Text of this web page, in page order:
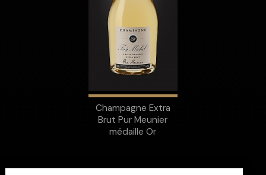
Champagne Extra
Brut Pur Meunier
médaille Or